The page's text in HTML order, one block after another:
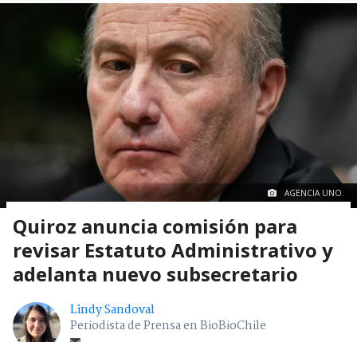
AGENCIA UNO.
Quiroz anuncia comisión para
revisar Estatuto Administrativo y
adelanta nuevo subsecretario
Lindy Sandoval
Periodista de Prensa en BioBioChile